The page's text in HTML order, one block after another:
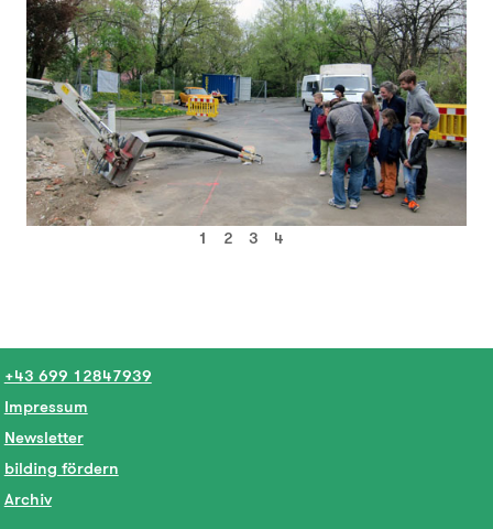
1 2 3 4
+43 699 12847939
Impressum
Newsletter
bilding fördern
Archiv